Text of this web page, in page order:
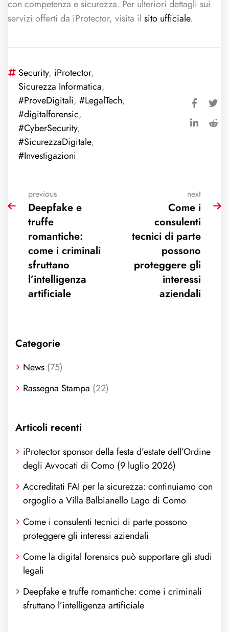
con competenza e sicurezza. Per ulteriori dettagli sui
servizi offerti da iProtector, visita il sito ufficiale.
Security, iProtector,
Sicurezza Informatica,
#ProveDigitali, #LegalTech,
#digitalforensic,
#CyberSecurity,
#SicurezzaDigitale,
#Investigazioni
previous
Deepfake e
truffe
romantiche:
come i criminali
sfruttano
l’intelligenza
artificiale
next
Come i
consulenti
tecnici di parte
possono
proteggere gli
interessi
aziendali
Categorie
News (75)
Rassegna Stampa (22)
Articoli recenti
iProtector sponsor della festa d’estate dell’Ordine
degli Avvocati di Como (9 luglio 2026)
Accreditati FAI per la sicurezza: continuiamo con
orgoglio a Villa Balbianello Lago di Como
Come i consulenti tecnici di parte possono
proteggere gli interessi aziendali
Come la digital forensics può supportare gli studi
legali
Deepfake e truffe romantiche: come i criminali
sfruttano l’intelligenza artificiale